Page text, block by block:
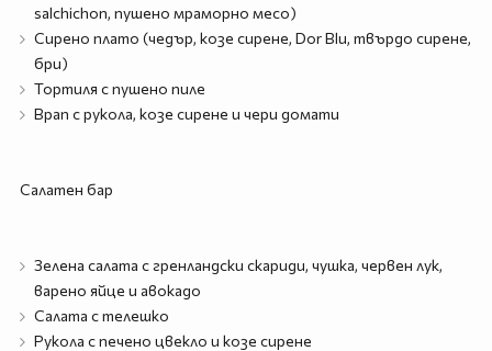
salchichon, пушено мраморно месо)
Сирено плато (чедър, козе сирене, Dor Blu, твърдо сирене,
бри)
Тортиля с пушено пиле
Врап с рукола, козе сирене и чери домати
Салатен бар
Зелена салата с гренландски скариди, чушка, червен лук,
варено яйце и авокадо
Салата с телешко
Рукола с печено цвекло и козе сирене